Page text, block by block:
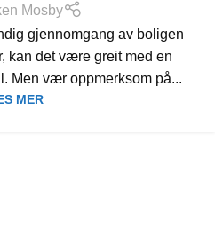
Mosby
gjennomgang av boligen
kan det være greit med en
Men vær oppmerksom på...
MER